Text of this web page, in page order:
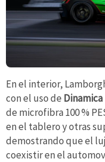
En el interior,
con el uso de
de microfibra 100 %
en el tablero y otras
demostrando que el
coexistir en el